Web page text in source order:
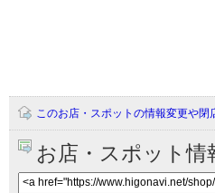
このお店・スポットの情報変更や閉
お店・スポット情